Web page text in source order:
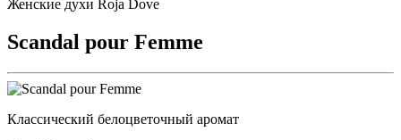
Женские духи Roja Dove
Scandal pour Femme
Классический белоцветочный аромат